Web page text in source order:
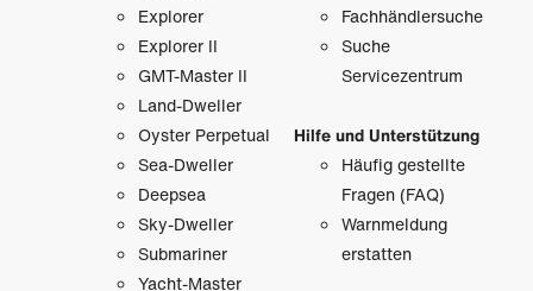
Explorer
Explorer II
GMT-Master II
Land-Dweller
Oyster Perpetual
Sea-Dweller
Deepsea
Sky-Dweller
Submariner
Yacht-Master
Fachhändlersuche
Suche
Servicezentrum
Hilfe und Unterstützung
Häufig gestellte
Fragen (FAQ)
Warnmeldung
erstatten